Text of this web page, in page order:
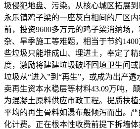
圾侵犯地盘、污染。从核心城区拓展
永乐镇鸡子梁的一座灰白相间的厂区内
前，投资9600多万元的鸡子梁消纳场
杂、旱季施工等难题，相当于节约
些垃圾只能堆成山、埋进土，奉定了
度，激励将建建垃圾破坏回填卫生间
垃圾从“进入”到“再生”，或成为出产
卖再生资本水稳层等材料43.09万吨，
为混凝土原料供应市政工程。提质扶
平均的再生骨料如瀑布般倾泻而出。
化计费。正在根本性收费前提下拆墙